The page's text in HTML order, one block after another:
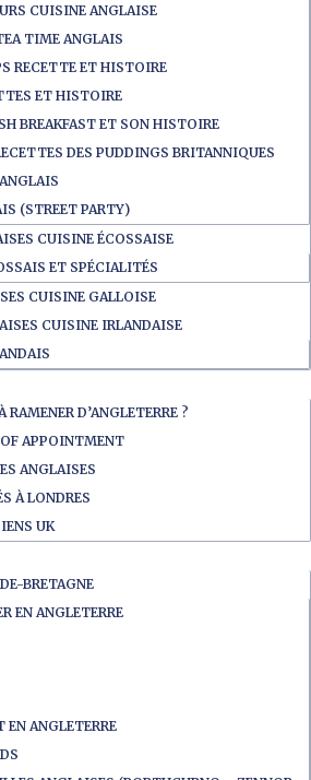
CUISINE ANGLAISE
TIME ANGLAIS
RECETTE ET HISTOIRE
ET HISTOIRE
BREAKFAST ET SON HISTOIRE
DES PUDDINGS BRITANNIQUES
(STREET PARTY)
CUISINE ÉCOSSAISE
ET SPÉCIALITÉS
CUISINE GALLOISE
CUISINE IRLANDAISE
D’ANGLETERRE ?
APPOINTMENT
ANGLAISES
À LONDRES
UK
BRETAGNE
EN ANGLETERRE
ANGLETERRE